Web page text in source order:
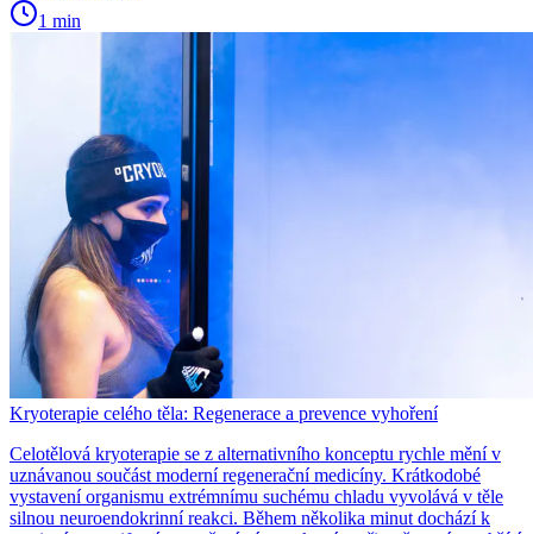
1 min
Kryoterapie celého těla: Regenerace a prevence vyhoření
Celotělová kryoterapie se z alternativního konceptu rychle mění v
uznávanou součást moderní regenerační medicíny. Krátkodobé
vystavení organismu extrémnímu suchému chladu vyvolává v těle
silnou neuroendokrinní reakci. Během několika minut dochází k